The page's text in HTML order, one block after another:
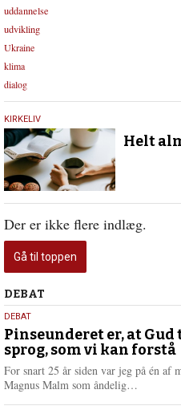
uddannelse
udvikling
Ukraine
klima
dialog
9.
juli
2026
KIRKELIV
Helt
Der er ikke flere indlæg.
Gå til toppen
Debat
DEBAT
5.
august
2026
DEBAT
Pinseunderet er, at
sprog, som vi kan forstå
For snart 25 år siden var jeg på én af
Magnus Malm som åndelig…